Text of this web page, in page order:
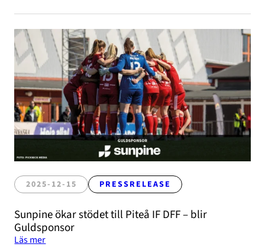
2025-12-15 PRESSRELEASE
Sunpine ökar stödet till Piteå IF DFF – blir
Guldsponsor
Läs mer